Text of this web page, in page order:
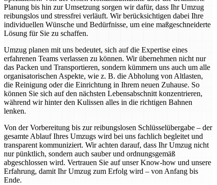
Planung bis hin zur Umsetzung sorgen wir dafür, dass Ihr Umzug
reibungslos und stressfrei verläuft. Wir berücksichtigen dabei Ihre
individuellen Wünsche und Bedürfnisse, um eine maßgeschneiderte
Lösung für Sie zu schaffen.
Umzug planen mit uns bedeutet, sich auf die Expertise eines
erfahrenen Teams verlassen zu können. Wir übernehmen nicht nur
das Packen und Transportieren, sondern kümmern uns auch um alle
organisatorischen Aspekte, wie z. B. die Abholung von Altlasten,
die Reinigung oder die Einrichtung in Ihrem neuen Zuhause. So
können Sie sich auf den nächsten Lebensabschnitt konzentrieren,
während wir hinter den Kulissen alles in die richtigen Bahnen
lenken.
Von der Vorbereitung bis zur reibungslosen Schlüsselübergabe – der
gesamte Ablauf Ihres Umzugs wird bei uns fachlich begleitet und
transparent kommuniziert. Wir achten darauf, dass Ihr Umzug nicht
nur pünktlich, sondern auch sauber und ordnungsgemäß
abgeschlossen wird. Vertrauen Sie auf unser Know-how und unsere
Erfahrung, damit Ihr Umzug zum Erfolg wird – von Anfang bis
Ende.